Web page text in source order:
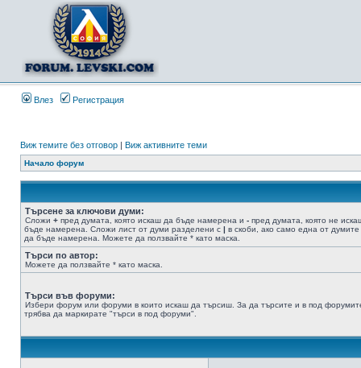
Влез Регистрация
Виж темите без отговор | Виж активните теми
Начало форум
Търсене за ключови думи:
Сложи + пред думата, която искаш да бъде намерена и - пред думата, която не
бъде намерена. Сложи лист от думи разделени с | в скоби, ако само една от думите
да бъде намерена. Можете да ползвайте * като маска.
Търси по автор:
Можете да ползвайте * като маска.
Търси във форуми:
Избери форум или форуми в които искаш да търсиш. За да търсите и в под
трябва да маркирате "търси в под форуми".